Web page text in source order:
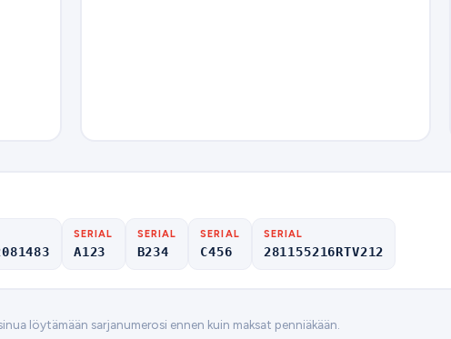
SERIAL
A123
SERIAL
B234
SERIAL
C456
SERIAL
281155216RTV212
löytämään sarjanumerosi ennen kuin maksat penniäkään.